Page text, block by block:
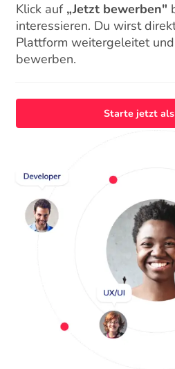
Klick auf „Jetzt bewerben"
interessieren. Du wirst
Plattform weitergeleitet
bewerben.
Starte jetzt